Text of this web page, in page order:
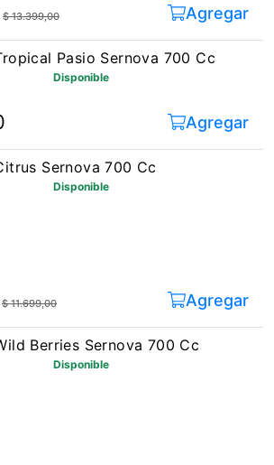
$ 13.399,00 Agregar
Pasio Sernova 700 Cc
Disponible
Agregar
Sernova 700 Cc
Disponible
$ 11.699,00 Agregar
Berries Sernova 700 Cc
Disponible